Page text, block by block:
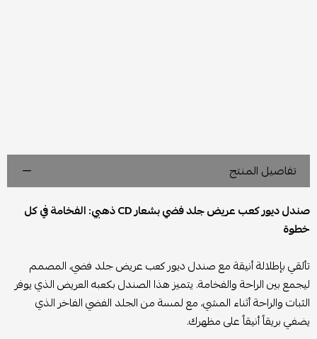
تفاصيل المنتج
صندل ديور كعب عريض جلد فضي بشعار CD ذهبي: الفخامة في كل
خطوة
تألقي بإطلالة أنيقة مع صندل ديور كعب عريض جلد فضي، المصمم
ليجمع بين الراحة والفخامة. يتميز هذا الصندل بكعبه العريض الذي يوفر
الثبات والراحة أثناء المشي، مع لمسة من الجلد الفضي الفاخر الذي
يضفي بريقاً أنيقاً على مظهرك.